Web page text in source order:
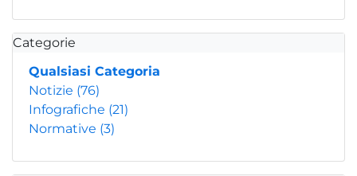
Categorie
Qualsiasi Categoria
Notizie (76)
Infografiche (21)
Normative (3)